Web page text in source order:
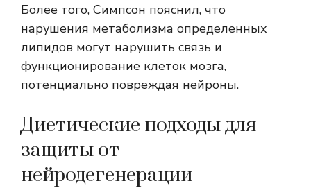
Более того, Симпсон пояснил, что
нарушения метаболизма определенных
липидов могут нарушить связь и
функционирование клеток мозга,
потенциально повреждая нейроны.
Диетические подходы для
защиты от
нейродегенерации